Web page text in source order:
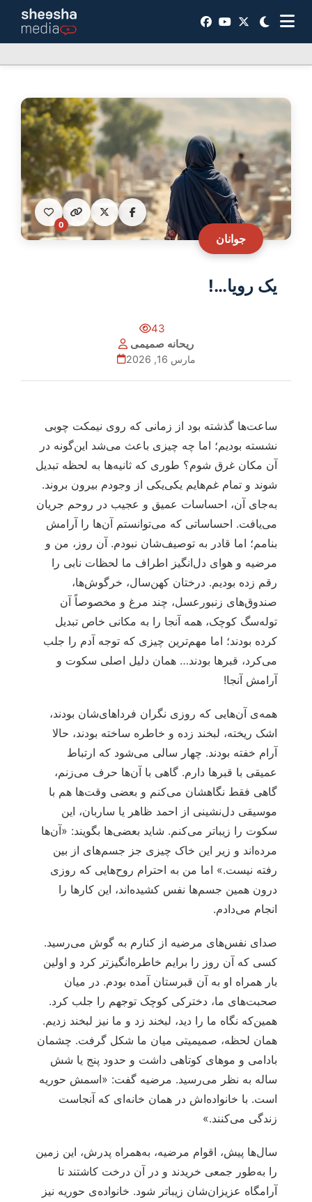
جوانان
0
یک رویا…!
43
ریحانه صمیمی
مارس 16, 2026
ساعت‌ها گذشته بود از زمانی که روی نیمکت چوبی
نشسته بودیم؛ اما چه چیزی باعث می‌شد این‌گونه در
آن مکان غرق شوم؟ طوری که ثانیه‌ها به لحظه تبدیل
شوند و تمام غم‌هایم یکی‌یکی از وجودم بیرون بروند.
به‌جای آن، احساسات عمیق و عجیب در روحم جریان
می‌یافت. احساساتی که می‌توانستم آن‌ها را آرامش
بنامم؛ اما قادر به توصیف‌شان نبودم. آن روز، من و
مرضیه و هوای دل‌انگیز اطراف‌ ما لحظات نابی را
رقم زده بودیم. درختان کهن‌سال، خرگوش‌ها،
صندوق‌های زنبورعسل، چند مرغ و مخصوصاً آن
توله‌سگ کوچک، همه آنجا را به مکانی خاص تبدیل
کرده بودند؛ اما مهم‌ترین چیزی که توجه آدم را جلب
می‌کرد، قبرها بودند… همان دلیل اصلی سکوت و
آرامش آنجا!
همه‌ی آن‌هایی که روزی نگران فرداهای‌شان بودند،
اشک ریخته، لبخند زده و خاطره ساخته بودند، حالا
آرام خفته بودند. چهار سالی می‌شود که ارتباط
عمیقی با قبرها دارم. گاهی با آن‌ها حرف می‌زنم،
گاهی فقط نگاهشان می‌کنم و بعضی وقت‌ها هم با
موسیقی دل‌نشینی از احمد ظاهر یا ساربان، این
سکوت را زیباتر می‌کنم. شاید بعضی‌ها بگویند: «آن‌ها
مرده‌اند و زیر این خاک چیزی جز جسم‌های از بین
رفته نیست.» اما من به احترام روح‌هایی که روزی
درون همین جسم‌ها نفس کشیده‌اند، این کارها را
انجام می‌دادم.
صدای نفس‌های مرضیه از کنارم به گوش می‌رسید.
کسی که آن روز را برایم خاطره‌انگیزتر کرد و اولین
بار همراه او به آن قبرستان آمده بودم. در میان
صحبت‌های ما، دخترکی کوچک توجهم را جلب کرد.
همین‌که نگاه ما را دید، لبخند زد و ما نیز لبخند زدیم.
همان لحظه، صمیمیتی میان ما شکل گرفت. چشمان
بادامی و موهای کوتاهی داشت و حدود پنج یا شش
ساله به نظر می‌رسید. مرضیه گفت: «اسمش حوریه
است. با خانواده‌اش در همان خانه‌ای که آنجاست
زندگی می‌کنند.»
سال‌ها پیش، اقوام مرضیه، به‌همراه پدرش، این زمین
را به‌طور جمعی خریدند و در آن درخت کاشتند تا
آرامگاه عزیزان‌شان زیباتر شود. خانواده‌ی حوریه نیز